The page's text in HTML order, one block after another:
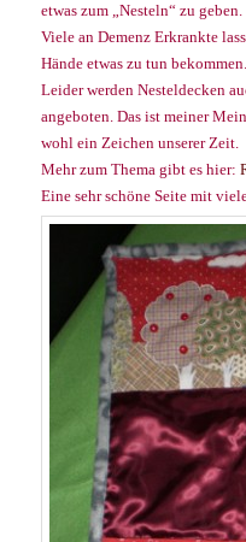
etwas zum „Nesteln“ zu geben.
Viele an Demenz Erkrankte
Hände etwas zu tun bekommen.
Leider werden Nesteldecken
angeboten. Das ist meiner
wohl ein Zeichen unserer Zeit.
Mehr zum Thema gibt es hier:
Eine sehr schöne Seite mit